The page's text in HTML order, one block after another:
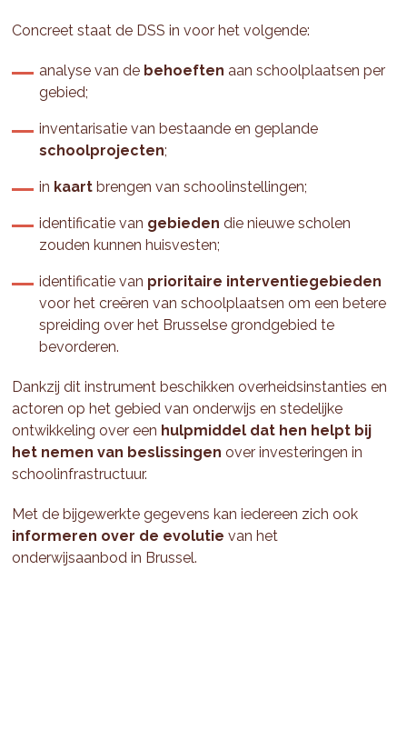
Concreet staat de DSS in voor het volgende:
analyse van de behoeften aan schoolplaatsen per
gebied;
inventarisatie van bestaande en geplande
schoolprojecten;
in kaartbrengen van schoolinstellingen;
identificatie van gebiedendie nieuwe scholen
zouden kunnen huisvesten;
identificatie van prioritaire interventiegebieden
voor het creëren van schoolplaatsen om een betere
spreiding over het Brusselse grondgebied te
bevorderen.
Dankzij dit instrument beschikken overheidsinstanties en
actoren op het gebied van onderwijs en stedelijke
ontwikkeling over een hulpmiddel dat hen helpt bij
het nemen van beslissingen over investeringen in
schoolinfrastructuur.
Met de bijgewerkte gegevens kan iedereen zich ook
informeren over de evolutievan het
onderwijsaanbod in Brussel.